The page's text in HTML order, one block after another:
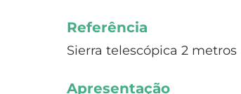
Referência
Sierra telescópica 2 metros
Apresentação